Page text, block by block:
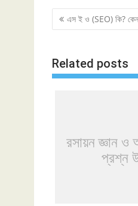
Post
navigation
এস ই ও (SEO) কি?
Related posts
রসায়ন জ্ঞান
প্রশ্ন